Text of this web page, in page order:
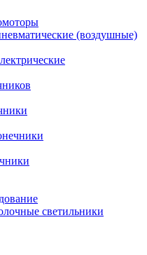
(воздушные)
светильники